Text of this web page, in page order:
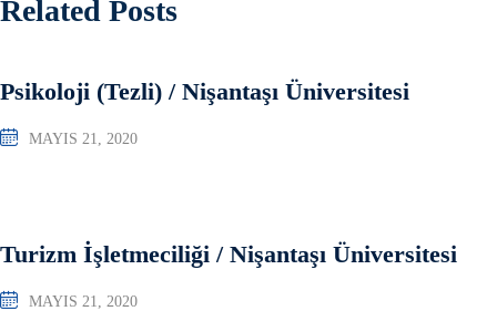
Related Posts
Psikoloji (Tezli) / Nişantaşı Üniversitesi
MAYIS 21, 2020
Turizm İşletmeciliği / Nişantaşı Üniversitesi
MAYIS 21, 2020